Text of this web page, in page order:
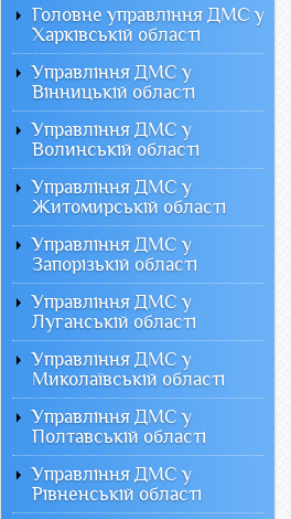
Головне управління ДМС у
Харківській області
Управління ДМС у
Вінницькій області
Управління ДМС у
Волинській області
Управління ДМС у
Житомирській області
Управління ДМС у
Запорізькій області
Управління ДМС у
Луганській області
Управління ДМС у
Миколаївській області
Управління ДМС у
Полтавській області
Управління ДМС у
Рівненській області